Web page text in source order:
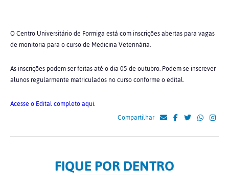
O Centro Universitário de Formiga está com inscrições abertas para vagas
de monitoria para o curso de Medicina Veterinária.
As inscrições podem ser feitas até o dia 05 de outubro. Podem se inscrever
alunos regularmente matriculados no curso conforme o edital.
Acesse o Edital completo aqui.
Compartilhar
FIQUE POR DENTRO